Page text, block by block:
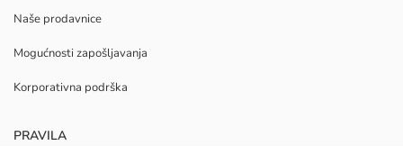
Naše prodavnice
Mogućnosti zapošljavanja
Korporativna podrška
PRAVILA